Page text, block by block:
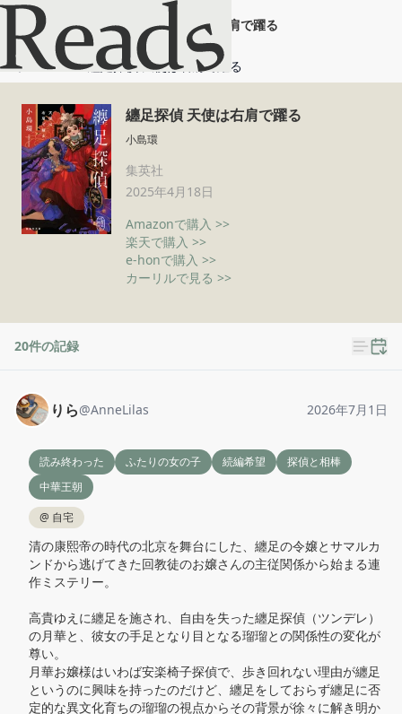
纏足探偵 天使は右肩で躍る
ホーム 纏足探偵 天使は右肩で躍る
纏足探偵 天使は右肩で躍る
小島環
集英社
2025年4月18日
Amazonで購入 >>
楽天で購入 >>
e-honで購入 >>
カーリルで見る >>
20件の記録
りら@AnneLilas 2026年7月1日
読み終わった ふたりの女の子 続編希望
探偵と相棒
中華王朝
@ 自宅
清の康熙帝の時代の北京を舞台にした、纏足の令嬢とサマルカ
ンドから逃げてきた回教徒のお嬢さんの主従関係から始まる連
作ミステリー。
高貴ゆえに纏足を施され、自由を失った纏足探偵（ツンデレ）
の月華と、彼女の手足となり目となる瑠瑠との関係性の変化が
尊い。
月華お嬢様はいわば安楽椅子探偵で、歩き回れない理由が纏足
というのに興味を持ったのだけど、纏足をしておらず纏足に否
定的な異文化育ちの瑠瑠の視点からその背景が徐々に解き明か